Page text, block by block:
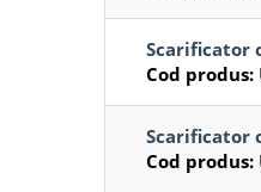
Scarificator
Cod produs:
Scarificator
Cod produs: